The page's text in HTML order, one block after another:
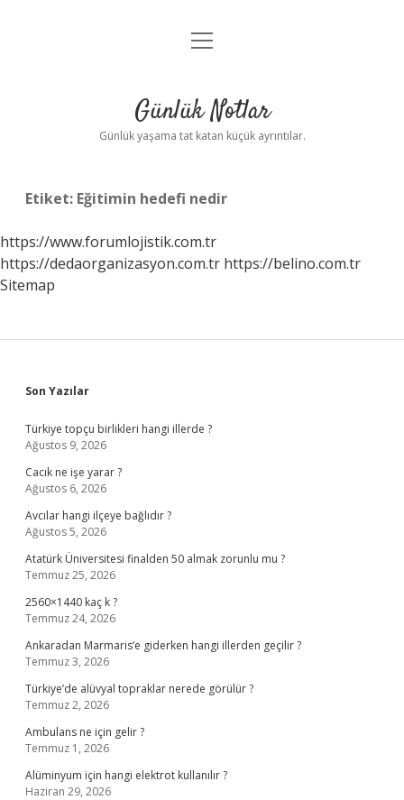
Anasayfa
Yasal Uyarı
menüyü
Günlük Notlar
Günlük yaşama tat katan küçük ayrıntılar.
Etiket: Eğitimin hedefi nedir
https://www.forumlojistik.com.tr
https://dedaorganizasyon.com.tr https://belino.com.tr
Sitemap
Sidebar
Son Yazılar
Türkiye topçu birlikleri hangi illerde ?
Ağustos 9, 2026
Cacık ne işe yarar ?
Ağustos 6, 2026
Avcılar hangi ilçeye bağlıdır ?
Ağustos 5, 2026
Atatürk Üniversitesi finalden 50 almak zorunlu mu ?
Temmuz 25, 2026
2560×1440 kaç k ?
Temmuz 24, 2026
Ankaradan Marmaris’e giderken hangi illerden geçilir ?
Temmuz 3, 2026
Türkiye’de alüvyal topraklar nerede görülür ?
Temmuz 2, 2026
Ambulans ne için gelir ?
Temmuz 1, 2026
Alüminyum için hangi elektrot kullanılır ?
Haziran 29, 2026